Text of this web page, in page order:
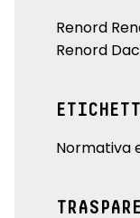
Renord
Renord
Normativa